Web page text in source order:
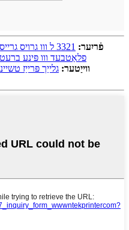
פֿריִער:
פלאַטבעד ווו פּינע
ווייַטער: גלייַך פּרייַז